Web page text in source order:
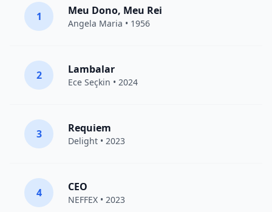
1 Meu Dono, Meu Rei
Angela Maria • 1956
2 Lambalar
Ece Seçkin • 2024
3 Requiem
Delight • 2023
4 CEO
NEFFEX • 2023